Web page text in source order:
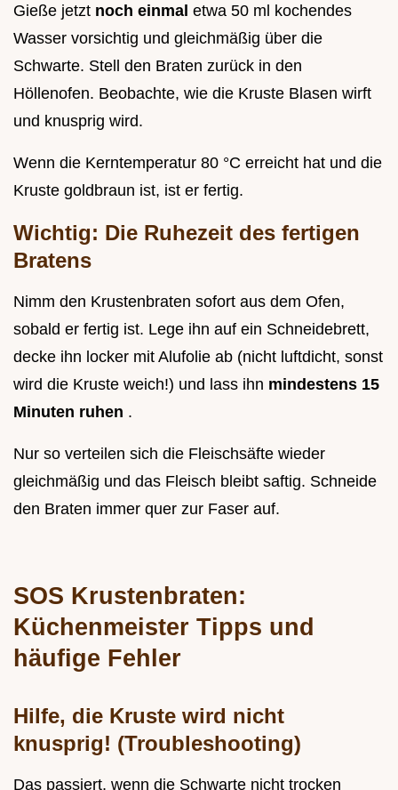
Gieße jetzt noch einmal etwa 50 ml kochendes
Wasser vorsichtig und gleichmäßig über die
Schwarte. Stell den Braten zurück in den
Höllenofen. Beobachte, wie die Kruste Blasen wirft
und knusprig wird.
Wenn die Kerntemperatur 80 °C erreicht hat und die
Kruste goldbraun ist, ist er fertig.
Wichtig: Die Ruhezeit des fertigen
Bratens
Nimm den Krustenbraten sofort aus dem Ofen,
sobald er fertig ist. Lege ihn auf ein Schneidebrett,
decke ihn locker mit Alufolie ab (nicht luftdicht, sonst
wird die Kruste weich!) und lass ihn mindestens 15
Minuten ruhen .
Nur so verteilen sich die Fleischsäfte wieder
gleichmäßig und das Fleisch bleibt saftig. Schneide
den Braten immer quer zur Faser auf.
SOS Krustenbraten:
Küchenmeister Tipps und
häufige Fehler
Hilfe, die Kruste wird nicht
knusprig! (Troubleshooting)
Das passiert, wenn die Schwarte nicht trocken